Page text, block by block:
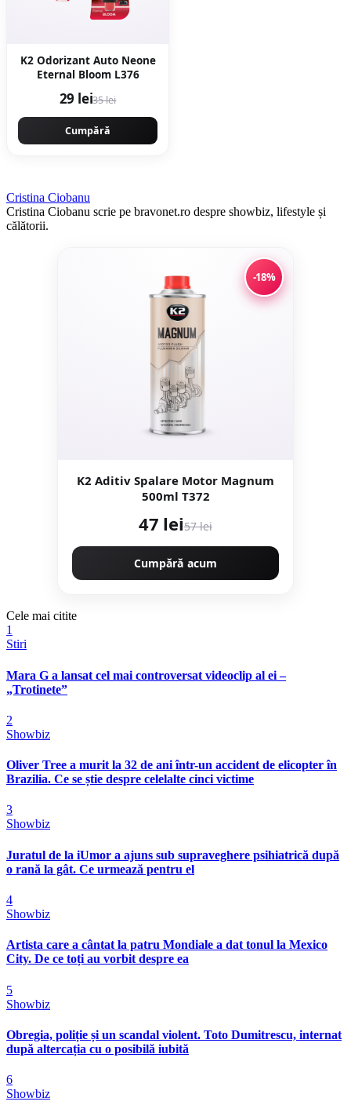
K2 Odorizant Auto Neone
Eternal Bloom L376
29 lei35 lei
Cumpără
Cristina Ciobanu
Cristina Ciobanu scrie pe bravonet.ro despre showbiz, lifestyle și
călătorii.
-18%
K2 Aditiv Spalare Motor Magnum
500ml T372
47 lei57 lei
Cumpără acum
Cele mai citite
1
Stiri
Mara G a lansat cel mai controversat videoclip al ei –
„Trotinete”
2
Showbiz
Oliver Tree a murit la 32 de ani într-un accident de elicopter în
Brazilia. Ce se știe despre celelalte cinci victime
3
Showbiz
Juratul de la iUmor a ajuns sub supraveghere psihiatrică după
o rană la gât. Ce urmează pentru el
4
Showbiz
Artista care a cântat la patru Mondiale a dat tonul la Mexico
City. De ce toți au vorbit despre ea
5
Showbiz
Obregia, poliție și un scandal violent. Toto Dumitrescu, internat
după altercația cu o posibilă iubită
6
Showbiz